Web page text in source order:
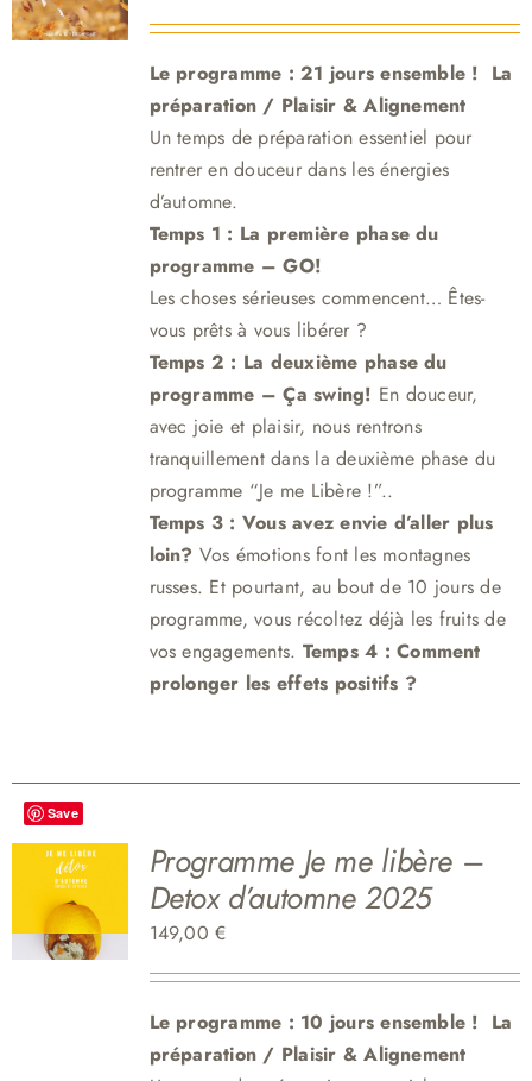
était :
249,00 €.
est :
219,00 €.
Le programme : 21 jours ensemble ! La
préparation / Plaisir & Alignement
Un temps de préparation essentiel pour
rentrer en douceur dans les énergies
d’automne.
Temps 1 : La première phase du
programme – GO!
Les choses sérieuses commencent… Êtes-
vous prêts à vous libérer ?
Temps 2 : La deuxième phase du
programme – Ça swing! En douceur,
avec joie et plaisir, nous rentrons
tranquillement dans la deuxième phase du
programme “Je me Libère !”..
Temps 3 : Vous avez envie d’aller plus
loin? Vos émotions font les montagnes
russes. Et pourtant, au bout de 10 jours de
programme, vous récoltez déjà les fruits de
vos engagements. Temps 4 : Comment
prolonger les effets positifs ?
Save
Programme Je me libère –
Detox d’automne 2025
149,00€
Le programme : 10 jours ensemble ! La
préparation / Plaisir & Alignement